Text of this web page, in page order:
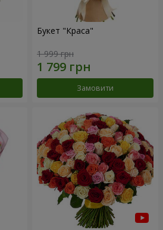
Букет "Краса"
1 999 грн
Замовити